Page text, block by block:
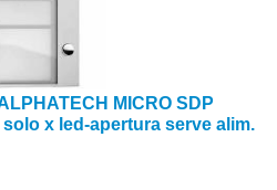
MICRO SDP
x led-apertura serve alim.